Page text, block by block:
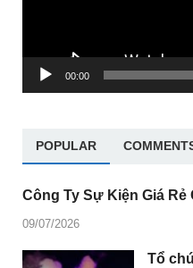
00:00
POPULAR
Công Ty Sự Kiện Giá
09/07/2026
Tổ